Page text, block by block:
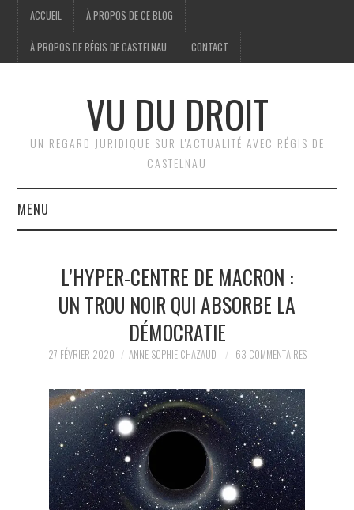
ACCUEIL À PROPOS DE CE BLOG
À PROPOS DE RÉGIS DE CASTELNAU CONTACT
VU DU DROIT
UN REGARD JURIDIQUE SUR L'ACTUALITÉ AVEC RÉGIS DE
CASTELNAU
MENU
BRÈVES
HISTOIRE
CULTURE
SPORT
L’HYPER-CENTRE DE MACRON :
UN TROU NOIR QUI ABSORBE LA
DÉMOCRATIE
27 FÉVRIER 2020 ANNE-SOPHIE CHAZAUD 63 COMMENTAIRES